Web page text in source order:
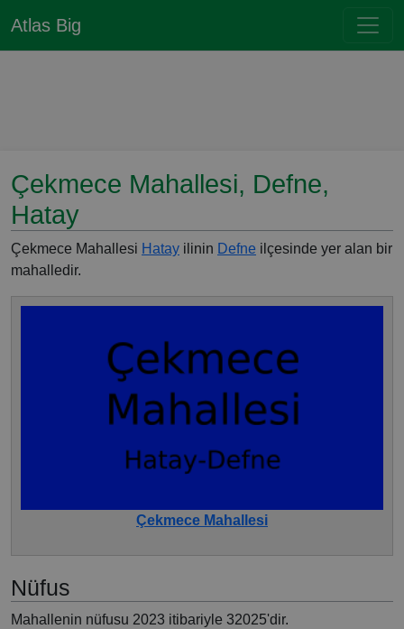
Atlas Big
Çekmece Mahallesi, Defne,
Hatay
Çekmece Mahallesi Hatay ilinin Defne ilçesinde yer alan bir
mahalledir.
Çekmece Mahallesi
Nüfus
Mahallenin nüfusu 2023 itibariyle 32025'dir.